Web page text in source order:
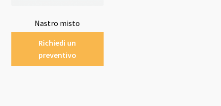
Nastro misto
Richiedi un
preventivo